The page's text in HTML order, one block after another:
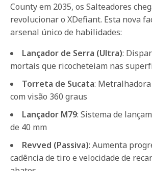
County em 2035, os Salteadores
revolucionar o XDefiant. Esta nova
arsenal único de habilidades:
Lançador de Serra (Ultra):
mortais que ricocheteiam nas
Torreta de Sucata:
com visão 360 graus
Lançador M79: Sistema de
de 40 mm
Revved (Passiva): Aumenta
cadência de tiro e velocidade de